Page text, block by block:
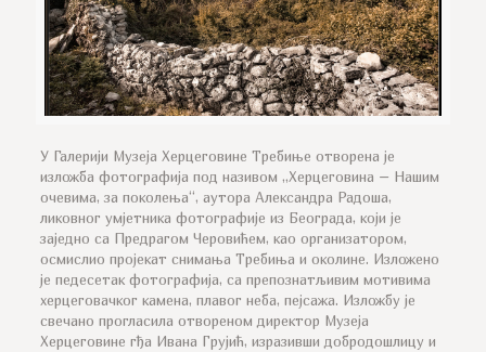
У Галерији Музеја Херцеговине Требиње отворена је
изложба фотографија под називом „Херцеговина – Нашим
очевима, за поколења“, аутора Александра Радоша,
ликовног умјетника фотографије из Београда, који је
заједно са Предрагом Черовићем, као организатором,
осмислио пројекат снимања Требиња и околине. Изложено
је педесетак фотографија, са препознатљивим мотивима
херцеговачког камена, плавог неба, пејсажа. Изложбу је
свечано прогласила отвореном директор Музеја
Херцеговине гђа Ивана Грујић, изразивши добродошлицу и